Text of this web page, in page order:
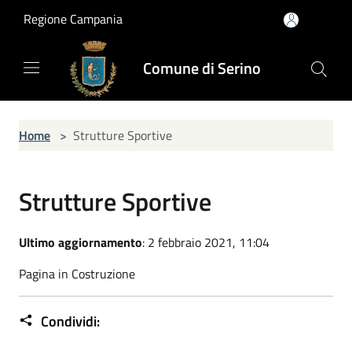
Regione Campania
Comune di Serino
Home > Strutture Sportive
Strutture Sportive
Ultimo aggiornamento: 2 febbraio 2021, 11:04
Pagina in Costruzione
Condividi: